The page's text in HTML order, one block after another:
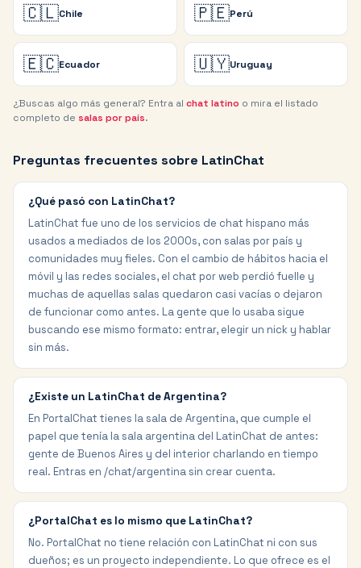
🇨🇱Chile 🇵🇪Perú
🇪🇨Ecuador 🇺🇾Uruguay
¿Buscas algo más general? Entra al chat latino o mira el listado
completo de salas por país.
Preguntas frecuentes sobre LatinChat
¿Qué pasó con LatinChat?
LatinChat fue uno de los servicios de chat hispano más
usados a mediados de los 2000s, con salas por país y
comunidades muy fieles. Con el cambio de hábitos hacia el
móvil y las redes sociales, el chat por web perdió fuelle y
muchas de aquellas salas quedaron casi vacías o dejaron
de funcionar como antes. La gente que lo usaba sigue
buscando ese mismo formato: entrar, elegir un nick y hablar
sin más.
¿Existe un LatinChat de Argentina?
En PortalChat tienes la sala de Argentina, que cumple el
papel que tenía la sala argentina del LatinChat de antes:
gente de Buenos Aires y del interior charlando en tiempo
real. Entras en /chat/argentina sin crear cuenta.
¿PortalChat es lo mismo que LatinChat?
No. PortalChat no tiene relación con LatinChat ni con sus
dueños; es un proyecto independiente. Lo que ofrece es el